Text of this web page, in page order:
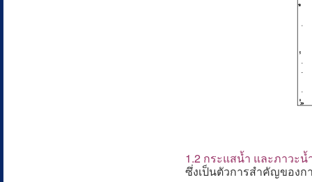
1.2 กระแสน้ำ และภาวะ
ซึ่งเป็นตัวการสำคัญของก